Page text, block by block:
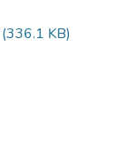
(336.1 KB)